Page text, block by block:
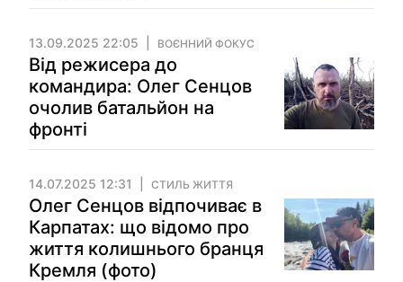
13.09.2025 22:05 ВОЄННИЙ ФОКУС
Від режисера до
командира: Олег Сенцов
очолив батальйон на
фронті
14.07.2025 12:31 СТИЛЬ ЖИТТЯ
Олег Сенцов відпочиває в
Карпатах: що відомо про
життя колишнього бранця
Кремля (фото)